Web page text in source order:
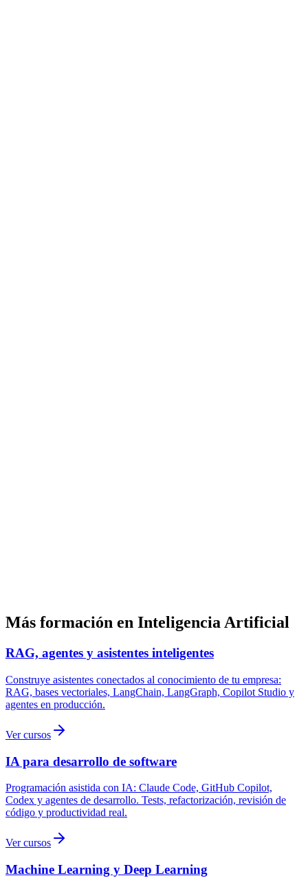
Más formación en Inteligencia Artificial
RAG, agentes y asistentes inteligentes
Construye asistentes conectados al conocimiento de tu empresa:
RAG, bases vectoriales, LangChain, LangGraph, Copilot Studio y
agentes en producción.
Ver cursos
IA para desarrollo de software
Programación asistida con IA: Claude Code, GitHub Copilot,
Codex y agentes de desarrollo. Tests, refactorización, revisión de
código y productividad real.
Ver cursos
Machine Learning y Deep Learning